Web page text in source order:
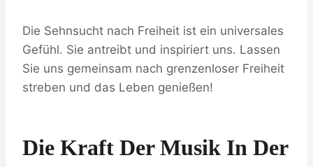
Die Sehnsucht nach Freiheit ist ein universales
Gefühl. Sie antreibt und inspiriert uns. Lassen
Sie uns gemeinsam nach grenzenloser Freiheit
streben und das Leben genießen!
Die Kraft Der Musik In Der